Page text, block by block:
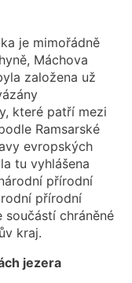
je mimořádně
Máchova
založena už
které patří mezi
Ramsarské
evropských
tu vyhlášena
přírodní
přírodní
chráněné
kraj.
jezera